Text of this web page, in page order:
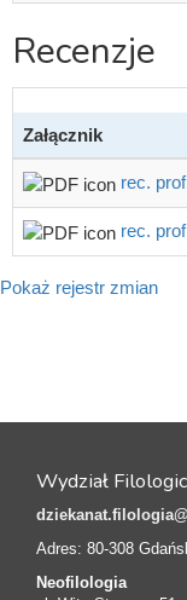
Recenzje
Załącznik
rec.
rec.
Pokaż rejestr zmian
Wydział
Adres: 80-308
Neofilologia